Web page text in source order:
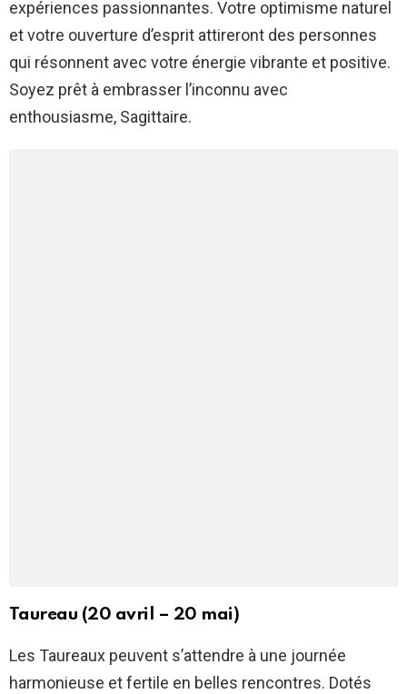
expériences passionnantes. Votre optimisme naturel
et votre ouverture d’esprit attireront des personnes
qui résonnent avec votre énergie vibrante et positive.
Soyez prêt à embrasser l’inconnu avec
enthousiasme, Sagittaire.
Taureau (20 avril – 20 mai)
Les Taureaux peuvent s’attendre à une journée
harmonieuse et fertile en belles rencontres. Dotés